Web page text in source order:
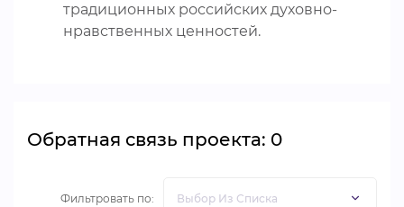
традиционных российских духовно-
нравственных ценностей.
Обратная связь проекта: 0
Фильтровать по: